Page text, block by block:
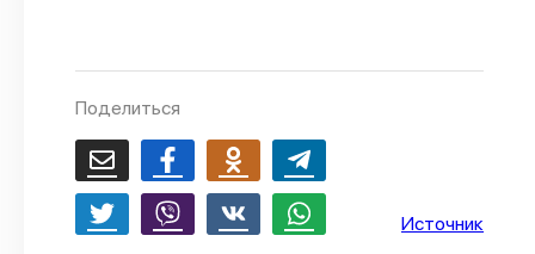
Поделиться
Источник